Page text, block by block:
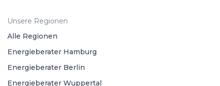
Unsere Regionen
Alle Regionen
Energieberater Hamburg
Energieberater Berlin
Energieberater Wuppertal